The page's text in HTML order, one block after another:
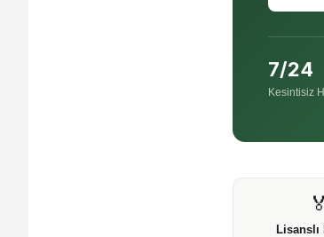
7/24
Kesintisiz
🏅